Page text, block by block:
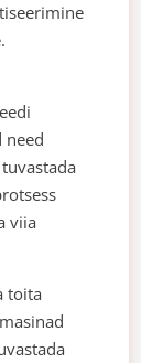
need
viia
toita